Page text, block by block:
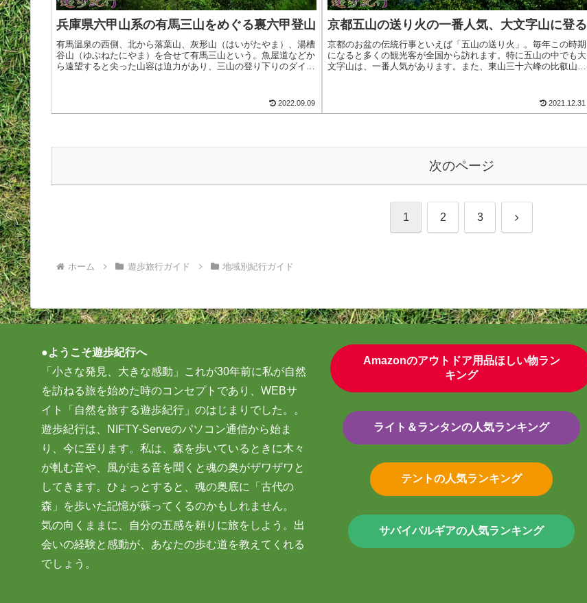
兵庫県六甲山系の有馬三山をめぐる裏六甲登山
有馬温泉の西側、北から落葉山、灰形山（はいがたやま）、湯槽
谷山（ゆぶねたにやま）を合せて有馬三山という。魚屋道などか
ら遠望すると尖った山容は迫力があり、三山の登り下りのダイナ
2022.09.09
京都五山の送り火の一番人気、大文字山に登る
京都のお盆の伝統行事といえば「五山の送り火」。毎年この時期
になると多くの観光客が全国から訪れます。特に五山の中でも大
文字山は、一番人気があります。また、東山三十六峰の比叡山か
2021.12.31
次のページ
1 2 3 次
ホーム 遊歩旅行ガイド 地域別紀行ガイド
●ようこそ遊歩紀行へ
「小さな発見、大きな感動」これが30年前に私が自然
を訪ねる旅を始めた時のコンセプトであり、WEBサ
イト「自然を旅する遊歩紀行」のはじまりでした。。
遊歩紀行は、NIFTY-Serveのパソコン通信から始ま
り、今に至ります。私は、森を歩いているときに木々
が軋む音や、風が走る音を聞くと魂の奥がザワザワと
してきます。ひょっとすると、魂の奥底に「古代の
森」を歩いた記憶が蘇ってくるのかもしれません。
気の向くままに、自分の五感を頼りに旅をしよう。出
会いの経験と感動が、あなたの歩む道を教えてくれる
でしょう。
Amazonのアウトドア用品ほしい物ラン
キング
ライト＆ランタンの人気ランキング
テントの人気ランキング
サバイバルギアの人気ランキング